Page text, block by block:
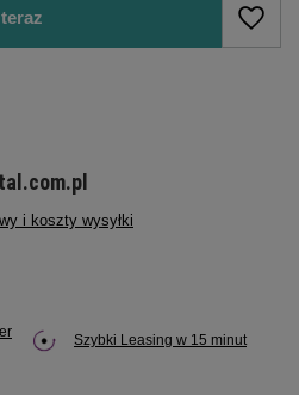
i koszty wysyłki
Szybki Leasing w 15 minut